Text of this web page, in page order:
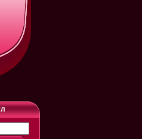
или в WhatsApp